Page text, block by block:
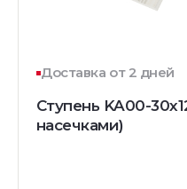
Доставка от 2 дней
Ступень KA00-
насечками)